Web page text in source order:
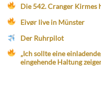
Die 542. Cranger Kirmes
Eivør live in Münster
Der Ruhrpilot
„Ich sollte eine
eingehende Haltung